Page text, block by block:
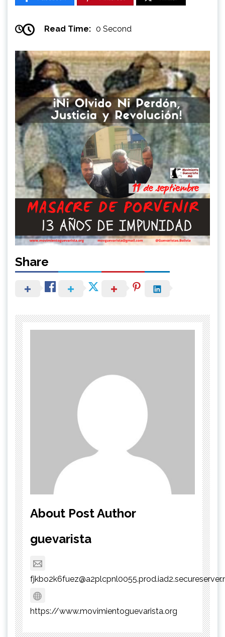
Read Time: 0 Second
Share
About Post Author
guevarista
https://www.movimientoguevarista.org